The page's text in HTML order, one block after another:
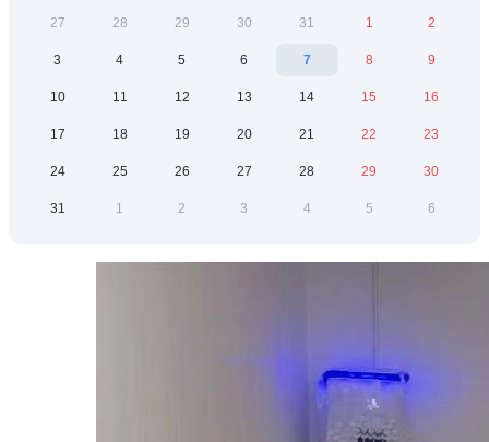
27 28 29 30 31 1 2
3 4 5 6 7 8 9
10 11 12 13 14 15 16
17 18 19 20 21 22 23
24 25 26 27 28 29 30
31 1 2 3 4 5 6